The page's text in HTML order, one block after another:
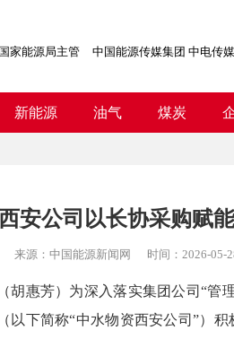
国家能源局主管 中国能源传媒集团 中电传
新能源 油气 煤炭
安公司以长协采购赋
来源： 中国能源新闻网 时间： 2026-05-
胡惠芳） 为深入落实集团公司“管
以下简称“中水物资西安公司”）